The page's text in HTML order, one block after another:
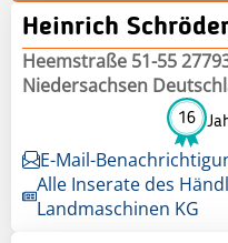
Heinrich
Heemstraße 51-55
Niedersachsen
16
E-Mail-
Alle Inserate des
Landmaschinen KG